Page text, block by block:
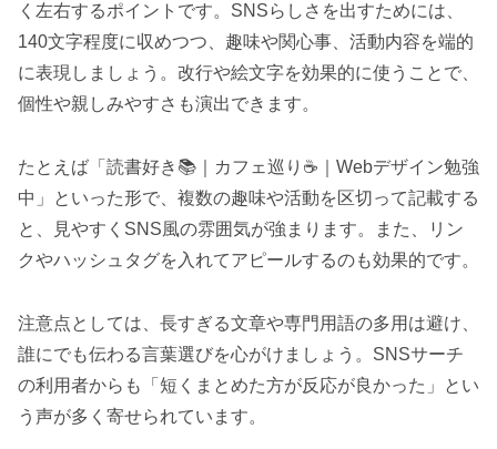
く左右するポイントです。SNSらしさを出すためには、
140文字程度に収めつつ、趣味や関心事、活動内容を端的
に表現しましょう。改行や絵文字を効果的に使うことで、
個性や親しみやすさも演出できます。
たとえば「読書好き📚｜カフェ巡り☕️｜Webデザイン勉強
中」といった形で、複数の趣味や活動を区切って記載する
と、見やすくSNS風の雰囲気が強まります。また、リン
クやハッシュタグを入れてアピールするのも効果的です。
注意点としては、長すぎる文章や専門用語の多用は避け、
誰にでも伝わる言葉選びを心がけましょう。SNSサーチ
の利用者からも「短くまとめた方が反応が良かった」とい
う声が多く寄せられています。